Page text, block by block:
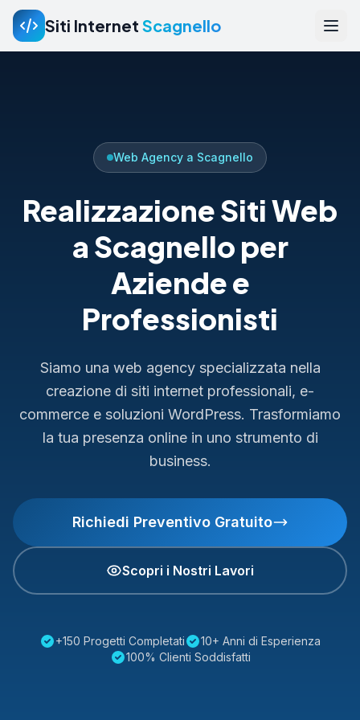
Siti Internet Scagnello
Web Agency a Scagnello
Realizzazione Siti Web
a Scagnello per
Aziende e
Professionisti
Siamo una web agency specializzata nella
creazione di siti internet professionali, e-
commerce e soluzioni WordPress. Trasformiamo
la tua presenza online in uno strumento di
business.
Richiedi Preventivo Gratuito
Scopri i Nostri Lavori
+150 Progetti Completati
10+ Anni di Esperienza
100% Clienti Soddisfatti